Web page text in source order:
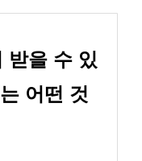
받을 수 있
어떤 것